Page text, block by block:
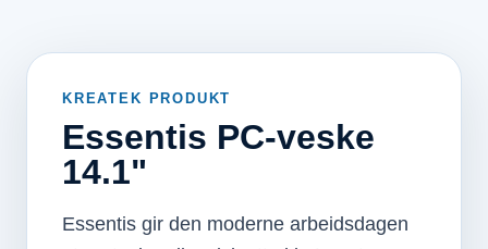
KREATEK PRODUKT
Essentis PC-veske
14.1"
Essentis gir den moderne arbeidsdagen